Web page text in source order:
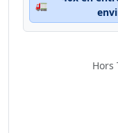
🚛
Hors